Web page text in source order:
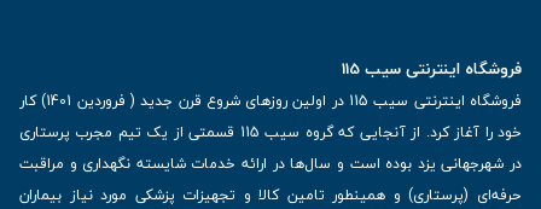
فروشگاه اینترنتی سیب 115
فروشگاه اینترنتی سیب 115 در اولین روزهای شروع قرن جدید ( فروردین 1401) کار
خود را آغاز کرد. از آنجایی که گروه سیب 115 قسمتی از یک تیم مجرب پرستاری
در شهرجهانی یزد بوده است و سال‌ها در ارائه خدمات شایسته نگهداری و مراقبت
حرفه‌ای (پرستاری) و همینطور تامین کالا و تجهیزات پزشکی مورد نیاز بیماران